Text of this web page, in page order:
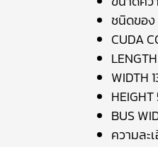
ชนิดของ
CUDA
WIDTH
BUS
ความละ